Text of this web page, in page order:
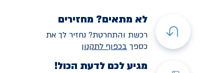
לא מתאים? מחזירים
רכשת והתחרטת? נחזיר לך את
כספך בכפוף לתקנון
מגיע לכם לדעת הכול!